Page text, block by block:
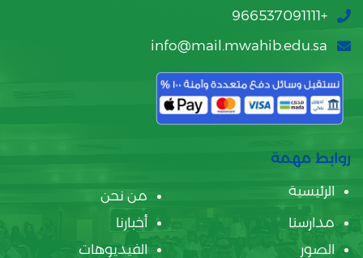
+966537091111
info@mail.mwahib.edu.sa
روابط مهمة
الرئيسية
من نحن
مدارسنا
أخبارنا
الصور
الفيديوهات